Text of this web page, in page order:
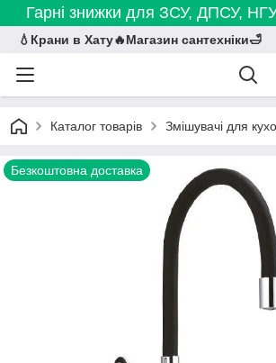
Гарні знижки для ЗСУ, ДПСУ, НГУ
💧Крани в Хату🔥Магазин сантехніки🛁
Каталог товарів Змішувачі для
Безкоштовна доставка